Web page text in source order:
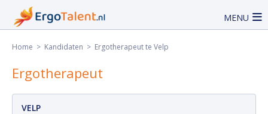
MENU
Home > Kandidaten > Ergotherapeut te Velp
Ergotherapeut
VELP